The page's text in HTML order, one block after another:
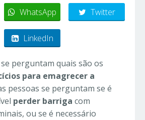
WhatsApp Twitter
LinkedIn
perguntam quais são os
para emagrecer a
pessoas se perguntam se é
perder barriga com
ou se é necessário